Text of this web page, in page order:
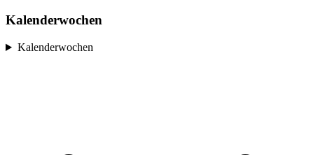
Kalenderwochen
Kalenderwochen